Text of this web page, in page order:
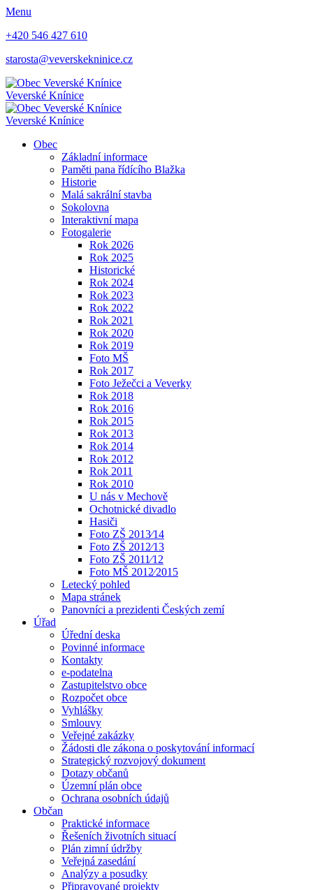
Menu
+420 546 427 610
starosta@veverskekninice.cz
Veverské Knínice
Veverské Knínice
Obec
Základní informace
Paměti pana řídícího Blažka
Historie
Malá sakrální stavba
Sokolovna
Interaktivní mapa
Fotogalerie
Rok 2026
Rok 2025
Historické
Rok 2024
Rok 2023
Rok 2022
Rok 2021
Rok 2020
Rok 2019
Foto MŠ
Rok 2017
Foto Ježečci a Veverky
Rok 2018
Rok 2016
Rok 2015
Rok 2013
Rok 2014
Rok 2012
Rok 2011
Rok 2010
U nás v Mechově
Ochotnické divadlo
Hasiči
Foto ZŠ 2013⁄14
Foto ZŠ 2012⁄13
Foto ZŠ 2011⁄12
Foto MŠ 2012⁄2015
Letecký pohled
Mapa stránek
Panovníci a prezidenti Českých zemí
Úřad
Úřední deska
Povinné informace
Kontakty
e-podatelna
Zastupitelstvo obce
Rozpočet obce
Vyhlášky
Smlouvy
Veřejné zakázky
Žádosti dle zákona o poskytování informací
Strategický rozvojový dokument
Dotazy občanů
Územní plán obce
Ochrana osobních údajů
Občan
Praktické informace
Řešeních životních situací
Plán zimní údržby
Veřejná zasedání
Analýzy a posudky
Připravované projekty